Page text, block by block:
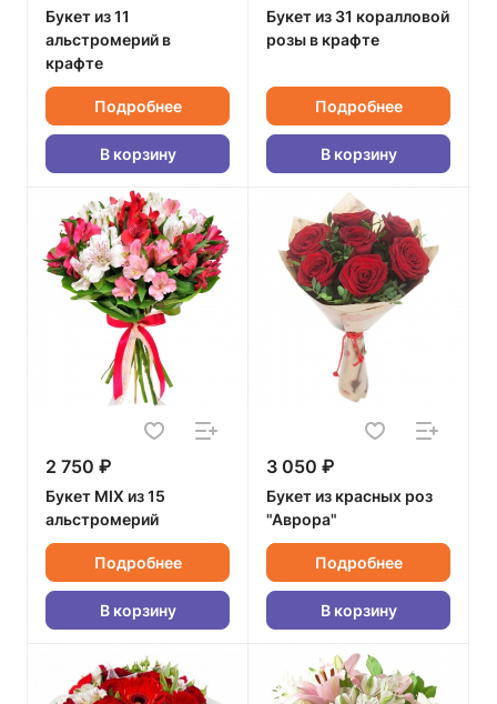
Букет из 11
альстромерий в
крафте
Подробнее
В корзину
Букет из 31 коралловой
розы в крафте
Подробнее
В корзину
2 750 ₽
Букет MIX из 15
альстромерий
Подробнее
В корзину
3 050 ₽
Букет из красных роз
"Аврора"
Подробнее
В корзину